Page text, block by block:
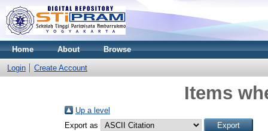
Home About Browse
Login Create Account
Items
Up a level
Export as